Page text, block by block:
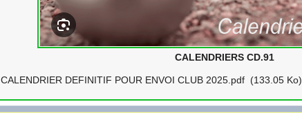
CALENDRIERS CD.91
CALENDRIER DEFINITIF POUR ENVOI CLUB 2025.pdf (133.05 Ko)